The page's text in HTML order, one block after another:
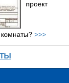
проект
>>>